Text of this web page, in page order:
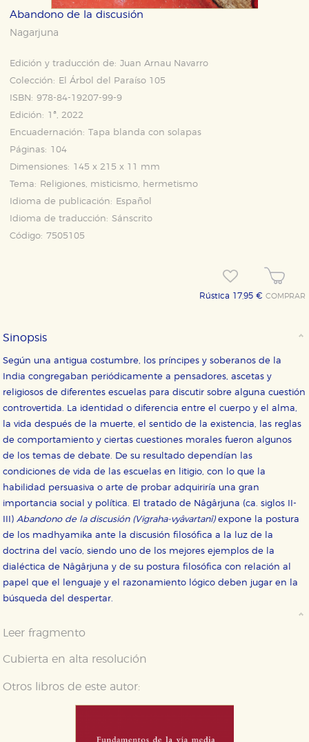
Abandono de la discusión
Nagarjuna
Edición y traducción de: Juan Arnau Navarro
Colección:
El Árbol del Paraíso 105
ISBN: 978-84-19207-99-9
Edición: 1ª, 2022
Encuadernación: Tapa blanda con solapas
Páginas: 104
Dimensiones: 145 x 215 x 11 mm
Tema:
Religiones, misticismo, hermetismo
Idioma de publicación:
Español
Idioma de traducción: Sánscrito
Código: 7505105
Rústica 17,95 €COMPRAR
Sinopsis
Según una antigua costumbre, los príncipes y soberanos de la
India congregaban periódicamente a pensadores, ascetas y
religiosos de diferentes escuelas para discutir sobre alguna cuestión
controvertida. La identidad o diferencia entre el cuerpo y el alma,
la vida después de la muerte, el sentido de la existencia, las reglas
de comportamiento y ciertas cuestiones morales fueron algunos
de los temas de debate. De su resultado dependían las
condiciones de vida de las escuelas en litigio, con lo que la
habilidad persuasiva o arte de probar adquiriría una gran
importancia social y política. El tratado de Nâgârjuna (ca. siglos II-
III)Abandono de la discusión (Vigraha-vyâvartanî)expone la postura
de los madhyamika ante la discusión filosófica a la luz de la
doctrina del vacío, siendo uno de los mejores ejemplos de la
dialéctica de Nâgârjuna y de su postura filosófica con relación al
papel que el lenguaje y el razonamiento lógico deben jugar en la
búsqueda del despertar.
Leer fragmento
Cubierta en alta resolución
Otros libros de este autor:
CONFIGURACIÓN DE COOKIES
HABILITAR TODO RECHAZAR TODO
Cookies necesarias
Estas cookies son necesarias para que nuestro sitio
web funcione y no es posible deshabilitarlas desde
nuestro sistema. Es posible hacerlo desde el
correctamente.
Estas cookies se utilizan para mejorar su experiencia
nuestro sitio web. Almacenan configuraciones de
vez que nos visita. La información es agregada y, por lo
Cookies de publicidad y redes sociales